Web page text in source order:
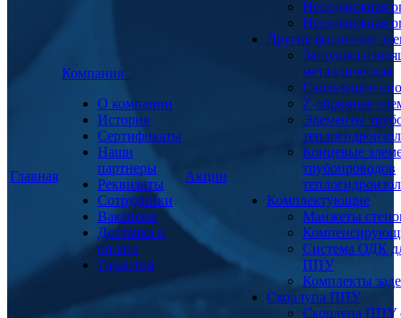
Главная
Компания
О компании
История
Сертификаты
Наши
партнеры
Реквизиты
Сотрудники
Вакансии
Доставка и
оплата
Гарантия
Акции
Неподвижная
Неподвижная
Другие фасонные
Заглушка
металлическая
Скользящие
Z-образные
Элементы
Концевые
трубопроводов
Комплектующие
Манжеты
Система ОДК
ППУ
Комплекты
Скорлупа ППУ
Скорлупа ППУ